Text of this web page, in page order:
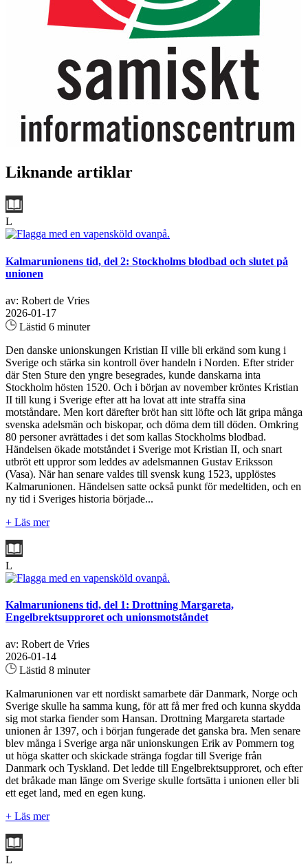
Liknande artiklar
L
Kalmarunionens tid, del 2: Stockholms blodbad och slutet på
unionen
av: Robert de Vries
2026-01-17
Lästid 6 minuter
Den danske unionskungen Kristian II ville bli erkänd som kung i
Sverige och stärka sin kontroll över handeln i Norden. Efter strider
där Sten Sture den yngre besegrades, kunde danskarna inta
Stockholm hösten 1520. Och i början av november kröntes Kristian
II till kung i Sverige efter att ha lovat att inte straffa sina
motståndare. Men kort därefter bröt han sitt löfte och lät gripa många
svenska adelsmän och biskopar, och döma dem till döden. Omkring
80 personer avrättades i det som kallas Stockholms blodbad.
Händelsen ökade motståndet i Sverige mot Kristian II, och snart
utbröt ett uppror som leddes av adelsmannen Gustav Eriksson
(Vasa). När han senare valdes till svensk kung 1523, upplöstes
Kalmarunionen. Händelsen satte också punkt för medeltiden, och en
ny tid i Sveriges historia började...
+ Läs mer
L
Kalmarunionens tid, del 1: Drottning Margareta,
Engelbrektsupproret och unionsmotståndet
av: Robert de Vries
2026-01-14
Lästid 8 minuter
Kalmarunionen var ett nordiskt samarbete där Danmark, Norge och
Sverige skulle ha samma kung, för att få mer fred och kunna skydda
sig mot starka fiender som Hansan. Drottning Margareta startade
unionen år 1397, och i början fungerade det ganska bra. Men senare
blev många i Sverige arga när unionskungen Erik av Pommern tog
ut höga skatter och skickade stränga fogdar till Sverige från
Danmark och Tyskland. Det ledde till Engelbrektsupproret, och efter
det bråkade man länge om Sverige skulle fortsätta i unionen eller bli
ett eget land, med en egen kung.
+ Läs mer
L